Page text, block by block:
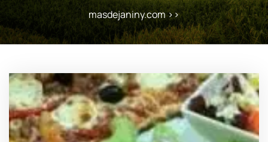
masdejaniny.com>>